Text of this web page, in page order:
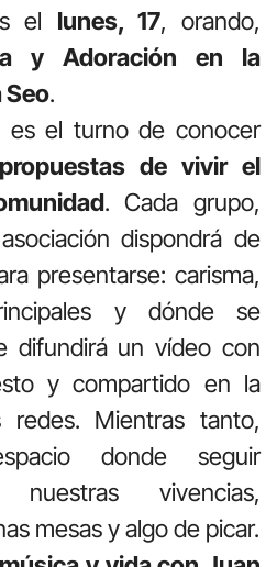
el lunes, 17, orando,
y Adoración en la
Seo.
es el turno de conocer
de vivir el
. Cada grupo,
dispondrá de
presentarse: carisma,
y dónde se
difundirá un vídeo con
y compartido en la
Mientras tanto,
donde seguir
nuestras vivencias,
mesas y algo de picar.